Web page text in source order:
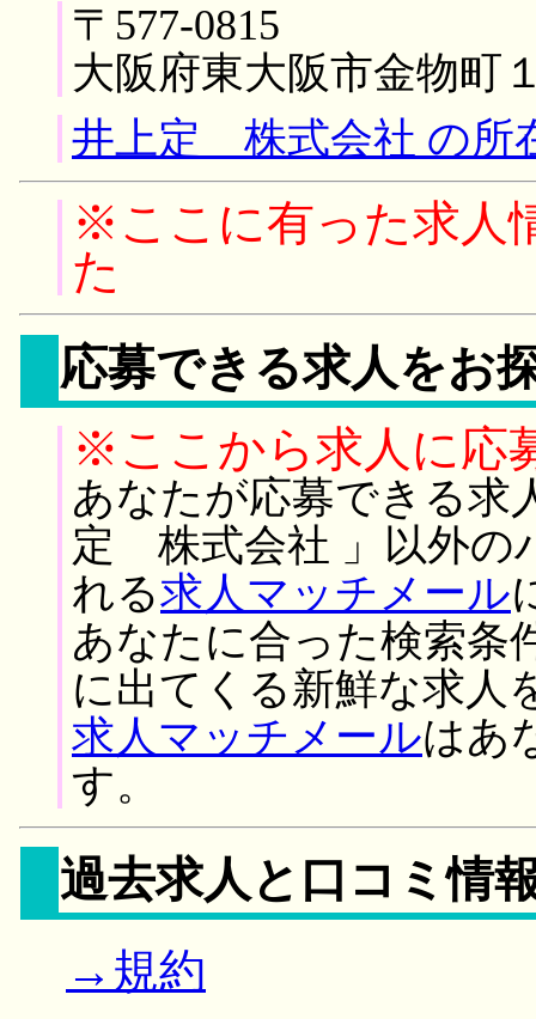
〒577-0815
大阪府東大阪市金物町
井上定 株式会社 の所
※ここに有った求人
た
応募できる求人をお
※ここから求人に応
あなたが応募できる求
定 株式会社 」以外の
れる求人マッチメール
あなたに合った検索条
に出てくる新鮮な求人
求人マッチメールはあ
す。
過去求人と口コミ情
→規約